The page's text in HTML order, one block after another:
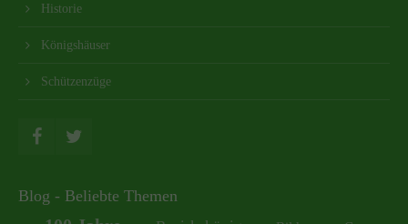
Historie
Königshäuser
Schützenzüge
Blog - Beliebte Themen